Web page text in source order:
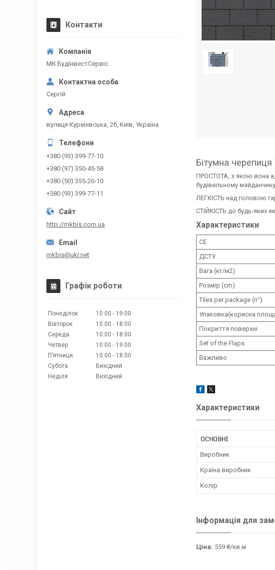
Бітумна
ПРОСТОТА, з якою вона
будівельному
ЛЕГКІСТЬ над головою
СТІЙКІСТЬ до будь-яких
Характеристики
CE
ДСТУ
Вага (кг/м2)
Розмір (cm)
Tiles per package (n°)
Упаковка(корисна
Покриття поверхні
Set of the Flaps
Важливо
Характеристики
ОСНОВНІ
Виробник
Країна виробник
Колір
Інформація для
Ціна: 559 ₴/кв.м
Контакти
МК БудІнвестСервіс
Сергій
вулиця Куренівська, 2б, Київ, Україна
+380 (93) 399-77-10
+380 (97) 350-45-58
+380 (50) 355-26-10
+380 (93) 399-77-11
http://mkbis.com.ua
mkbis@ukr.net
Графік роботи
Понеділок 10:00
19:00
Вівторок
10:00
18:00
Середа
10:00
18:00
Четвер
10:00
19:00
Пʼятниця
10:00
18:00
Субота
Вихідний
Неділя
Вихідний